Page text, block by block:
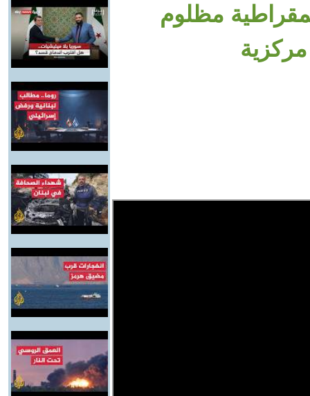
مظلوم